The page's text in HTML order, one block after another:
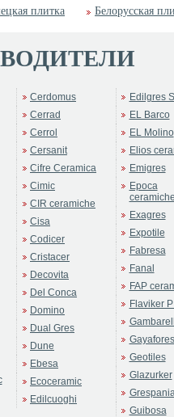
плитка
Белорусская
Cerdomus
Cerrad
Cerrol
Cersanit
Cifre Ceramica
Cimic
CIR ceramiche
Cisa
Codicer
Cristacer
Decovita
Del Conca
Domino
Dual Gres
Dune
Ebesa
Ecoceramic
Edilcuoghi
Edilgres
EL Barco
EL Molino
Elios
Emigres
Epoca
Exagres
Expotile
Fabresa
Fanal
FAP
Flaviker
Gayafores
Geotiles
Glazurker
Guibosa